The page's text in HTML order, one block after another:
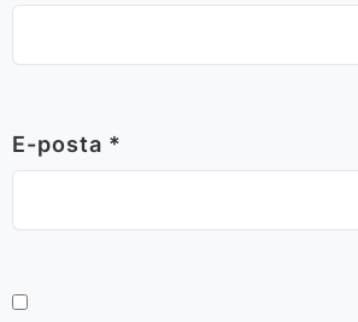
E-posta *